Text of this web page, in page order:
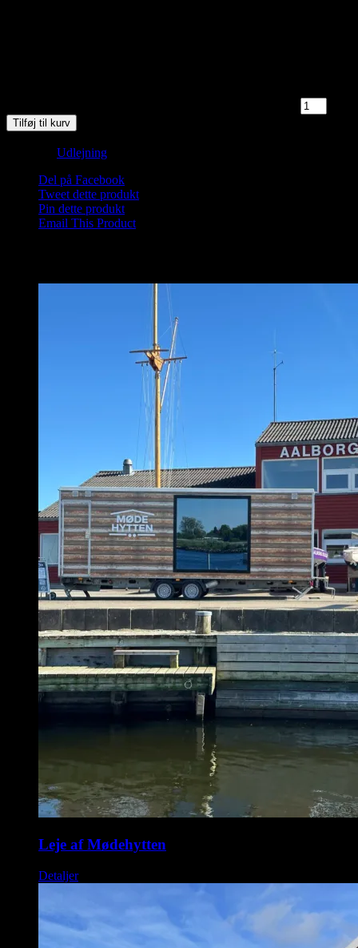
Tilføj til kurv
Udlejning
Del på Facebook
Tweet dette produkt
Pin dette produkt
Email This Product
Leje af Mødehytten
Detaljer